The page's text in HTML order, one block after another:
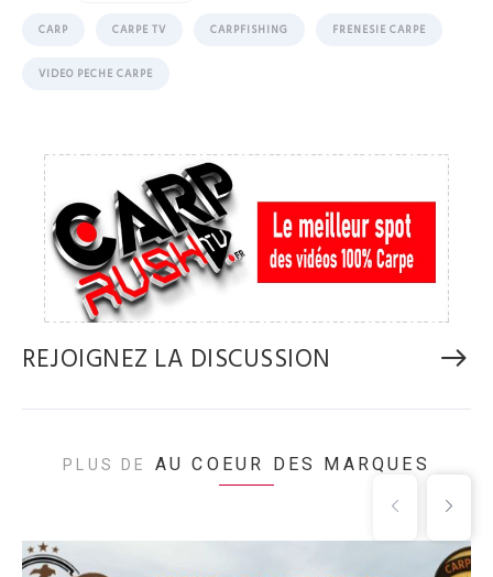
CARP CARPE TV CARPFISHING FRENESIE CARPE
VIDEO PECHE CARPE
REJOIGNEZ LA DISCUSSION
PLUS DE AU COEUR DES MARQUES